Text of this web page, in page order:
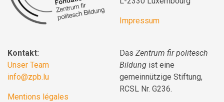
Impressum
Kontakt:
Unser Team
info@zpb.lu
Mentions légales
Das Zentrum fir politesch
Bildung ist eine
gemeinnützige Stiftung,
RCSL Nr. G236.